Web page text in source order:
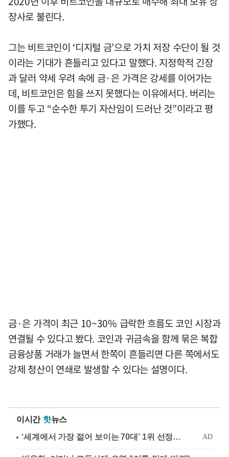
장사로 불린다.
그는 비트코인이 ‘디지털 금’으로 가치 저장 수단이 될 것
이라는 기대가 흔들리고 있다고 말했다. 지정학적 긴장
과 달러 약세 우려 속에 금·은 가격은 강세를 이어가는
데, 비트코인은 힘을 쓰지 못했다는 이유에서다. 버리는
이를 두고 “순수한 투기 자산임이 드러난 것”이라고 평
가했다.
금·은 가격이 최근 10~30% 급락한 흐름도 코인 시장과
연결될 수 있다고 봤다. 코인과 귀금속을 함께 묶은 복합
금융상품 거래가 늘면서 한쪽이 흔들리면 다른 쪽에서도
강제 청산이 연쇄로 발생할 수 있다는 설명이다.
이시간 핫뉴스